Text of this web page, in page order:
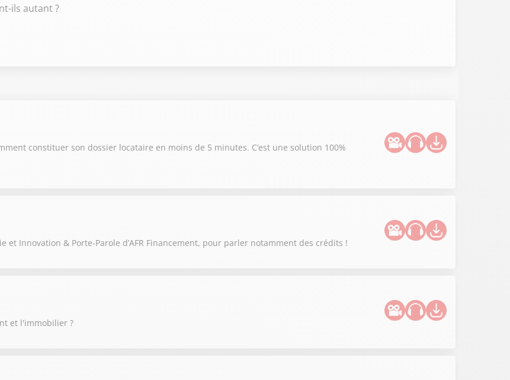
ils autant ?
/ 2023constituer son dossier locataire en moins de 5 minutes. C’est une solution 100%
Innovation & Porte-Parole d’AFR Financement, pour parler notamment des crédits !
et l'immobilier ?